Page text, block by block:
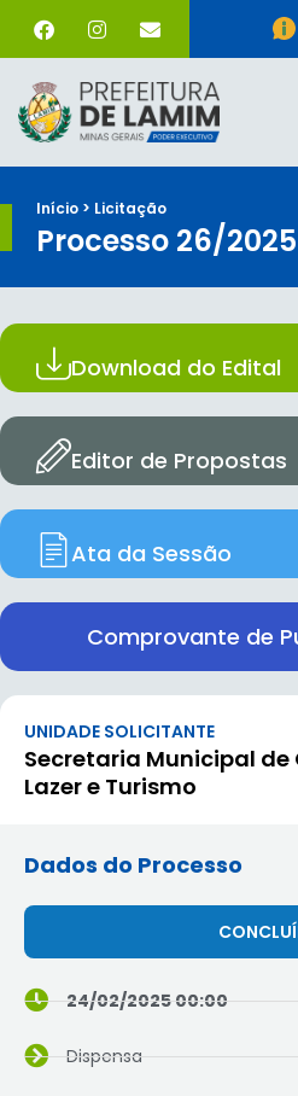
Início > Licitação
Processo 26/2025
Download do Edital
Editor de Propostas
Ata da Sessão
Comprovante de
UNIDADE SOLICITANTE
Secretaria Municipal de
Lazer e Turismo
Dados do Processo
24/02/2025 00:00
Dispensa